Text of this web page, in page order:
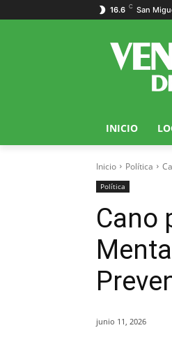
16.6 C San
INICIO
Inicio Política
Política
Cano
junio 11, 2026